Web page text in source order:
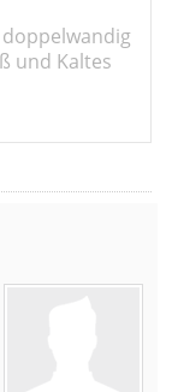
doppelwandig
und Kaltes